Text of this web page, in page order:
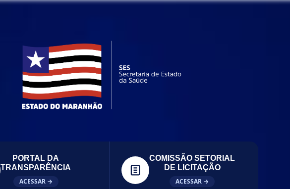
PORTAL DA
TRANSPARÊNCIA
ACESSAR →
COMISSÃO SETORIAL
DE LICITAÇÃO
ACESSAR →